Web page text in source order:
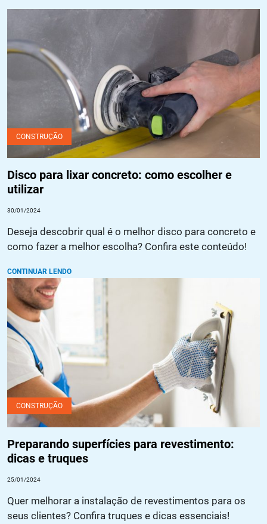
Disco para lixar concreto: como escolher e utilizar
CONSTRUÇÃO
Disco para lixar concreto: como escolher e
utilizar
30/01/2024
Deseja descobrir qual é o melhor disco para concreto e
como fazer a melhor escolha? Confira este conteúdo!
CONTINUAR LENDO
Preparando superfícies para revestimento: dicas e truques
CONSTRUÇÃO
Preparando superfícies para revestimento:
dicas e truques
25/01/2024
Quer melhorar a instalação de revestimentos para os
seus clientes? Confira truques e dicas essenciais!